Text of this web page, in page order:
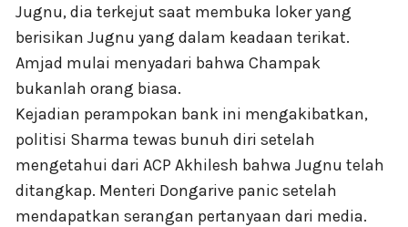
Jugnu, dia terkejut saat membuka loker yang
berisikan Jugnu yang dalam keadaan terikat.
Amjad mulai menyadari bahwa Champak
bukanlah orang biasa.
Kejadian perampokan bank ini mengakibatkan,
politisi Sharma tewas bunuh diri setelah
mengetahui dari ACP Akhilesh bahwa Jugnu telah
ditangkap. Menteri Dongarive panic setelah
mendapatkan serangan pertanyaan dari media.